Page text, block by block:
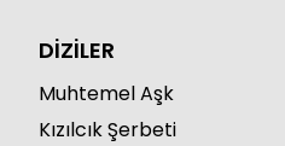
DİZİLER
Muhtemel Aşk
Kızılcık Şerbeti